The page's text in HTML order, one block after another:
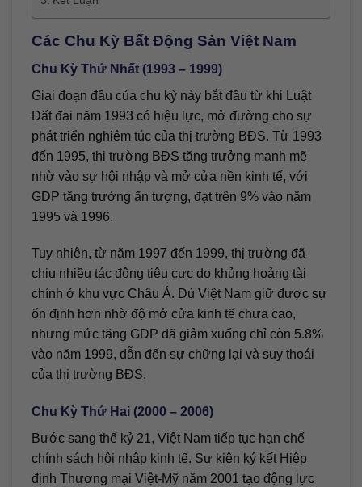
Các Chu Kỳ Bất Động Sản Việt Nam
Chu Kỳ Thứ Nhất (1993 – 1999)
Giai đoạn đầu của chu kỳ này bắt đầu từ khi Luật
Đất đai năm 1993 có hiệu lực, mở đường cho sự
phát triển nghiêm túc của thị trường BĐS. Từ 1993
đến 1995, thị trường BĐS tăng trưởng mạnh mẽ
nhờ vào sự hội nhập và mở cửa nền kinh tế, với
GDP tăng trưởng ấn tượng, đạt trên 9% vào năm
1995 và 1996.
Tuy nhiên, từ năm 1997 đến 1999, thị trường đã
chịu nhiều tác động tiêu cực do khủng hoảng tài
chính ở khu vực Châu Á. Dù Việt Nam giữ được sự
ổn định hơn nhờ độ mở cửa kinh tế chưa cao,
nhưng mức tăng GDP đã giảm xuống chỉ còn 5.8%
vào năm 1999, dẫn đến sự chững lại và suy thoái
của thị trường BĐS.
Chu Kỳ Thứ Hai (2000 – 2006)
Bước sang thế kỷ 21, Việt Nam tiếp tục hạn chế
chính sách hội nhập kinh tế. Sự kiện ký kết Hiệp
định Thương mại Việt-Mỹ năm 2001 tạo động lực